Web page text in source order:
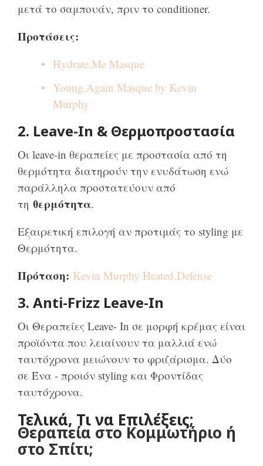
μετά το σαμπουάν, πριν το conditioner.
Προτάσεις:
Hydrate.Me Masque
Young.Again Masque by Kevin
Murphy
2. Leave-In & Θερμοπροστασία
Οι leave-in θεραπείες με προστασία από τη
θερμότητα διατηρούν την ενυδάτωση ενώ
παράλληλα προστατεύουν από
τη θερμότητα.
Εξαιρετική επιλογή αν προτιμάς το styling με
Θερμότητα.
Πρόταση: Kevin Murphy Heated.Defense
3. Anti-Frizz Leave-In
Οι Θεραπείες Leave- In σε μορφή κρέμας είναι
προϊόντα που λειαίνουν τα μαλλιά ενώ
ταυτόχρονα μειώνουν το φριζάρισμα. Δύο
σε Ένα - προιόν styling και Φροντίδας
ταυτόχρονα.
Τελικά, Τι να Επιλέξεις;
Θεραπεία στο Κομμωτήριο ή
στο Σπίτι;